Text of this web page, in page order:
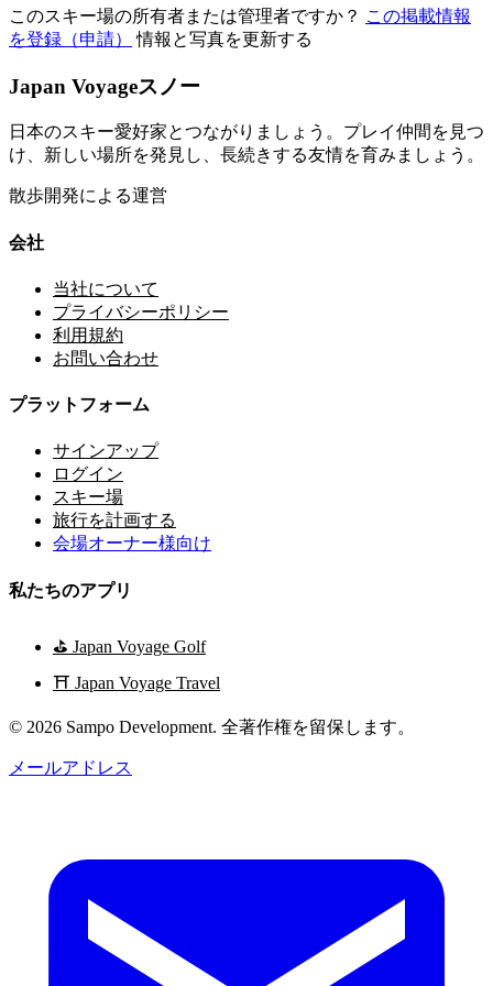
このスキー場の所有者または管理者ですか？ この掲載情報
を登録（申請）
情報と写真を更新する
Japan Voyageスノー
日本のスキー愛好家とつながりましょう。プレイ仲間を見つ
け、新しい場所を発見し、長続きする友情を育みましょう。
散歩開発による運営
会社
当社について
プライバシーポリシー
利用規約
お問い合わせ
プラットフォーム
サインアップ
ログイン
スキー場
旅行を計画する
会場オーナー様向け
私たちのアプリ
⛳ Japan Voyage Golf
⛩️ Japan Voyage Travel
© 2026 Sampo Development. 全著作権を留保します。
メールアドレス